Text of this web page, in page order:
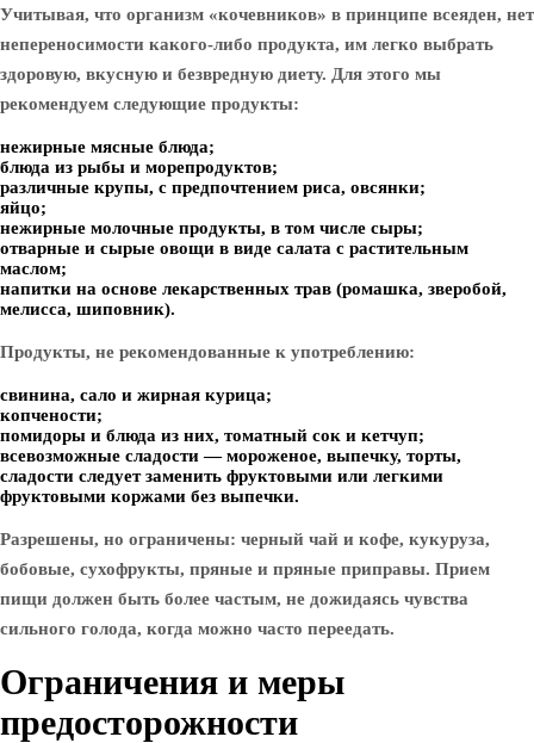
Учитывая, что организм «кочевников» в принципе всеяден, нет
непереносимости какого-либо продукта, им легко выбрать
здоровую, вкусную и безвредную диету. Для этого мы
рекомендуем следующие продукты:
нежирные мясные блюда;
блюда из рыбы и морепродуктов;
различные крупы, с предпочтением риса, овсянки;
яйцо;
нежирные молочные продукты, в том числе сыры;
отварные и сырые овощи в виде салата с растительным
маслом;
напитки на основе лекарственных трав (ромашка, зверобой,
мелисса, шиповник).
Продукты, не рекомендованные к употреблению:
свинина, сало и жирная курица;
копчености;
помидоры и блюда из них, томатный сок и кетчуп;
всевозможные сладости — мороженое, выпечку, торты,
сладости следует заменить фруктовыми или легкими
фруктовыми коржами без выпечки.
Разрешены, но ограничены: черный чай и кофе, кукуруза,
бобовые, сухофрукты, пряные и пряные приправы. Прием
пищи должен быть более частым, не дожидаясь чувства
сильного голода, когда можно часто переедать.
Ограничения и меры
предосторожности